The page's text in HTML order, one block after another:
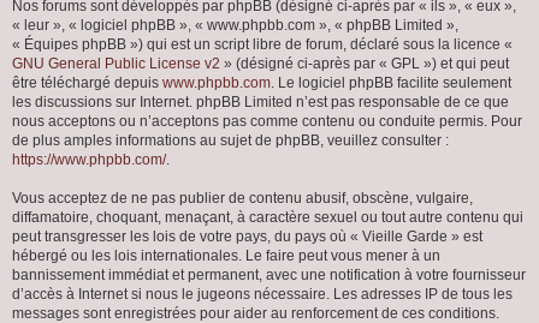
Nos forums sont développés par phpBB (désigné ci-après par « ils », « eux »,
« leur », « logiciel phpBB », « www.phpbb.com », « phpBB Limited »,
« Équipes phpBB ») qui est un script libre de forum, déclaré sous la licence «
GNU General Public License v2 » (désigné ci-après par « GPL ») et qui peut
être téléchargé depuis www.phpbb.com. Le logiciel phpBB facilite seulement
les discussions sur Internet. phpBB Limited n’est pas responsable de ce que
nous acceptons ou n’acceptons pas comme contenu ou conduite permis. Pour
de plus amples informations au sujet de phpBB, veuillez consulter :
https://www.phpbb.com/.
Vous acceptez de ne pas publier de contenu abusif, obscène, vulgaire,
diffamatoire, choquant, menaçant, à caractère sexuel ou tout autre contenu qui
peut transgresser les lois de votre pays, du pays où « Vieille Garde » est
hébergé ou les lois internationales. Le faire peut vous mener à un
bannissement immédiat et permanent, avec une notification à votre fournisseur
d’accès à Internet si nous le jugeons nécessaire. Les adresses IP de tous les
messages sont enregistrées pour aider au renforcement de ces conditions.